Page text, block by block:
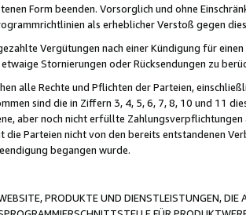
Form beenden. Vorsorglich und ohne
als erheblicher Verstoß gegen
Vergütungen nach einer Kündigung für
Stornierungen oder Rücksendungen zu
alle Rechte und Pflichten der Parteien,
sind die in Ziffern 3, 4, 5, 6, 7, 8, 10 und 11
aber noch nicht erfüllte
Parteien nicht von den bereits entstandenen
begangen wurde.
PRODUKTE UND DIENSTLEISTUNGEN,